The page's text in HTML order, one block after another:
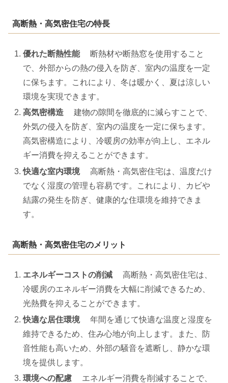
高断熱・高気密住宅の特長
優れた断熱性能断熱材や断熱窓を使用すること
で、外部からの熱の侵入を防ぎ、室内の温度を一定
に保ちます。これにより、冬は暖かく、夏は涼しい
環境を実現できます。
高気密構造 建物の隙間を徹底的に減らすことで、
外気の侵入を防ぎ、室内の温度を一定に保ちます。
高気密構造により、冷暖房の効率が向上し、エネル
ギー消費を抑えることができます。
快適な室内環境高断熱・高気密住宅は、温度だけ
でなく湿度の管理も容易です。これにより、カビや
結露の発生を防ぎ、健康的な住環境を維持できま
す。
高断熱・高気密住宅のメリット
エネルギーコストの削減 高断熱・高気密住宅は、
冷暖房のエネルギー消費を大幅に削減できるため、
光熱費を抑えることができます。
快適な居住環境年間を通じて快適な温度と湿度を
維持できるため、住み心地が向上します。また、防
音性能も高いため、外部の騒音を遮断し、静かな環
境を提供します。
環境への配慮 エネルギー消費を削減することで、